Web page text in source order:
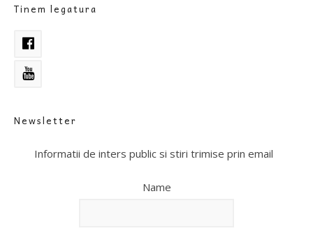
Tinem legatura
Newsletter
Informatii de inters public si stiri trimise prin email
Name